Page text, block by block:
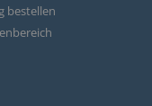
bestellen